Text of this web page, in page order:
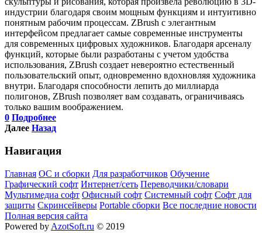
индустрии благодаря своим мощным функциям и интуитивно
понятным рабочим процессам. ZBrush с элегантным
интерфейсом предлагает самые современные инструменты
для современных цифровых художников. Благодаря арсеналу
функций, которые были разработаны с учетом удобства
использования, ZBrush создает невероятно естественный
пользовательский опыт, одновременно вдохновляя художника
внутри. Благодаря способности лепить до миллиарда
полигонов, ZBrush позволяет вам создавать, ограничиваясь
только вашим воображением.
0 Подробнее
Далее Назад
Навигация
Главная ОС и сборки Для разработчиков Обучение
Графический софт Интернет/сеть Переводчики/словари
Мультимедиа софт Офисный софт Системный софт Софт для
защиты Скринсейверы Portable сборки Все последние новости
Полная версия сайта
Powered by AzotSoft.ru © 2019